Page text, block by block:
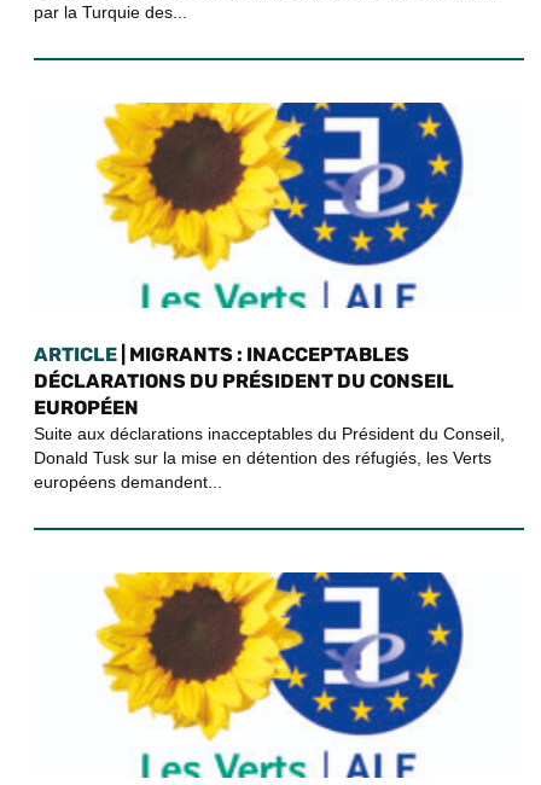
par la Turquie des...
ARTICLE | MIGRANTS : INACCEPTABLES
DÉCLARATIONS DU PRÉSIDENT DU CONSEIL
EUROPÉEN
Suite aux déclarations inacceptables du Président du Conseil,
Donald Tusk sur la mise en détention des réfugiés, les Verts
européens demandent...